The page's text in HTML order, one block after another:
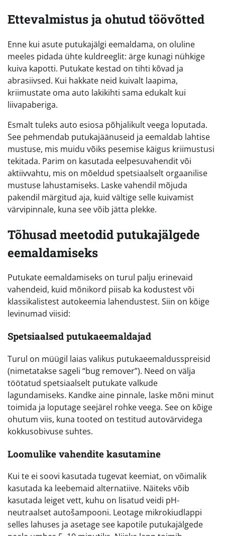
Ettevalmistus ja ohutud töövõtted
Enne kui asute putukajälgi eemaldama, on oluline
meeles pidada ühte kuldreeglit: ärge kunagi nühkige
kuiva kapotti. Putukate kestad on tihti kõvad ja
abrasiivsed. Kui hakkate neid kuivalt laapima,
kriimustate oma auto lakikihti sama edukalt kui
liivapaberiga.
Esmalt tuleks auto esiosa põhjalikult veega loputada.
See pehmendab putukajäänuseid ja eemaldab lahtise
mustuse, mis muidu võiks pesemise käigus kriimustusi
tekitada. Parim on kasutada eelpesuvahendit või
aktiivvahtu, mis on mõeldud spetsiaalselt orgaanilise
mustuse lahustamiseks. Laske vahendil mõjuda
pakendil märgitud aja, kuid vältige selle kuivamist
värvipinnale, kuna see võib jätta plekke.
Tõhusad meetodid putukajälgede
eemaldamiseks
Putukate eemaldamiseks on turul palju erinevaid
vahendeid, kuid mõnikord piisab ka kodustest või
klassikalistest autokeemia lahendustest. Siin on kõige
levinumad viisid:
Spetsiaalsed putukaeemaldajad
Turul on müügil laias valikus putukaeemaldusspreisid
(nimetatakse sageli “bug remover”). Need on välja
töötatud spetsiaalselt putukate valkude
lagundamiseks. Kandke aine pinnale, laske mõni minut
toimida ja loputage seejärel rohke veega. See on kõige
ohutum viis, kuna tooted on testitud autovärvidega
kokkusobivuse suhtes.
Loomulike vahendite kasutamine
Kui te ei soovi kasutada tugevat keemiat, on võimalik
kasutada ka leebemaid alternatiive. Näiteks võib
kasutada leiget vett, kuhu on lisatud veidi pH-
neutraalset autošampooni. Leotage mikrokiudlappi
selles lahuses ja asetage see kapotile putukajälgede